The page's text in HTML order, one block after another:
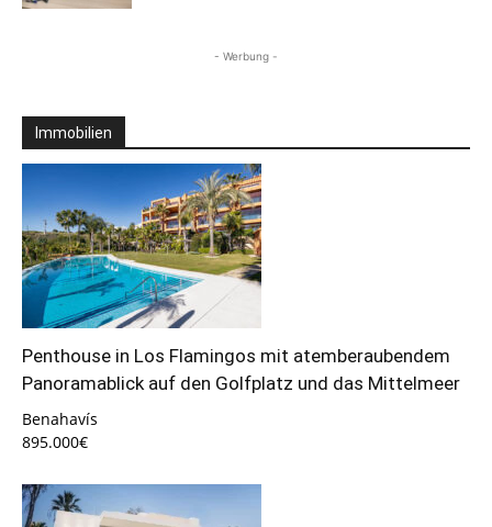
- Werbung -
Immobilien
Penthouse in Los Flamingos mit atemberaubendem
Panoramablick auf den Golfplatz und das Mittelmeer
Benahavís
895.000€